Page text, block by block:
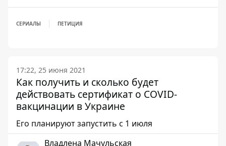
СЕРИАЛЫ ПЕТИЦИЯ
17:22, 25 июня 2021
Как получить и сколько будет
действовать сертификат о COVID-
вакцинации в Украине
Его планируют запустить с 1 июля
Владлена Мачульская